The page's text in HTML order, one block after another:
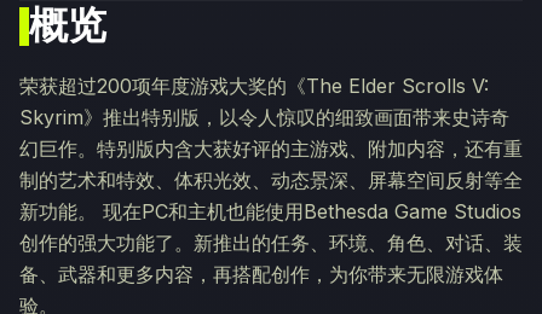
概览
荣获超过200项年度游戏大奖的《The Elder Scrolls V:
Skyrim》推出特别版，以令人惊叹的细致画面带来史诗奇
幻巨作。特别版内含大获好评的主游戏、附加内容，还有重
制的艺术和特效、体积光效、动态景深、屏幕空间反射等全
新功能。 现在PC和主机也能使用Bethesda Game Studios
创作的强大功能了。新推出的任务、环境、角色、对话、装
备、武器和更多内容，再搭配创作，为你带来无限游戏体
验。